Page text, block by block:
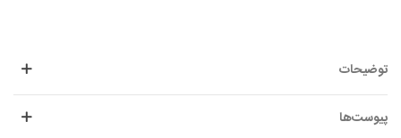
توضیحات
پیوست‌ها